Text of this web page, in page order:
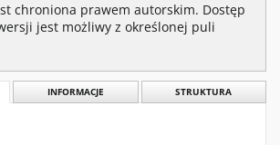
chroniona prawem autorskim. Dostęp
jest możliwy z określonej puli
INFORMACJE STRUKTURA